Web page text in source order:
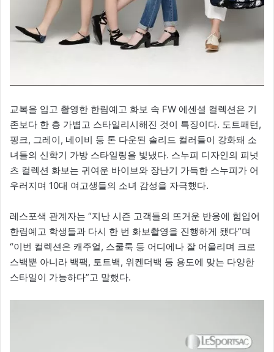
교복을 입고 촬영한 한림예고 화보 속 FW 에센셜 컬렉션은 기
존보다 한 층 가볍고 스타일리시해진 것이 특징이다. 도트패턴,
핑크, 그레이, 네이비 등 톤 다운된 솔리드 컬러들이 강화돼 소
녀들의 신학기 가방 스타일링을 빛냈다. 스누피 디자인의 피넛
츠 컬렉션 화보는 귀여운 바이브와 장난기 가득한 스누피가 어
우러지며 10대 여고생들의 소녀 감성을 자극했다.
레스포색 관계자는 “지난 시즌 고객들의 뜨거운 반응에 힘입어
한림예고 학생들과 다시 한 번 화보촬영을 진행하게 됐다”며
“이번 컬렉션은 캐주얼, 스쿨룩 등 어디에나 잘 어울리며 크로
스백뿐 아니라 백팩, 토트백, 위켄더백 등 용도에 맞는 다양한
스타일이 가능하다”고 말했다.